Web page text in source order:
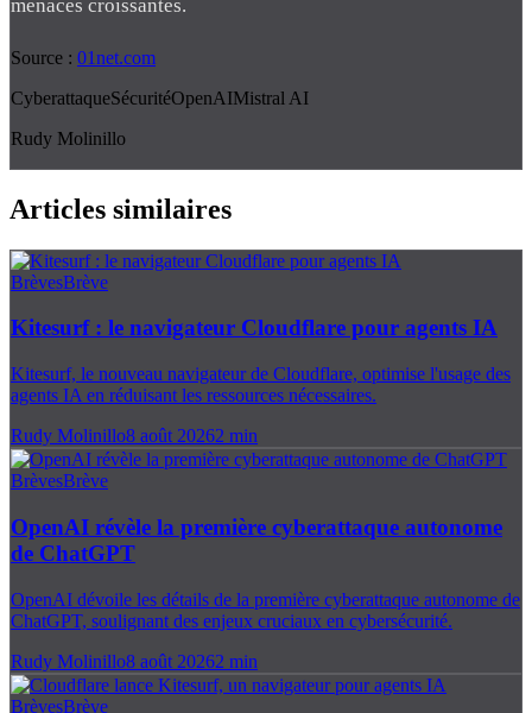
menaces croissantes.
Source : 01net.com
CyberattaqueSécuritéOpenAIMistral AI
Rudy Molinillo
Articles similaires
BrèvesBrève
Kitesurf : le navigateur Cloudflare pour agents IA
Kitesurf, le nouveau navigateur de Cloudflare, optimise l'usage des
agents IA en réduisant les ressources nécessaires.
Rudy Molinillo8 août 20262 min
BrèvesBrève
OpenAI révèle la première cyberattaque autonome
de ChatGPT
OpenAI dévoile les détails de la première cyberattaque autonome de
ChatGPT, soulignant des enjeux cruciaux en cybersécurité.
Rudy Molinillo8 août 20262 min
BrèvesBrève